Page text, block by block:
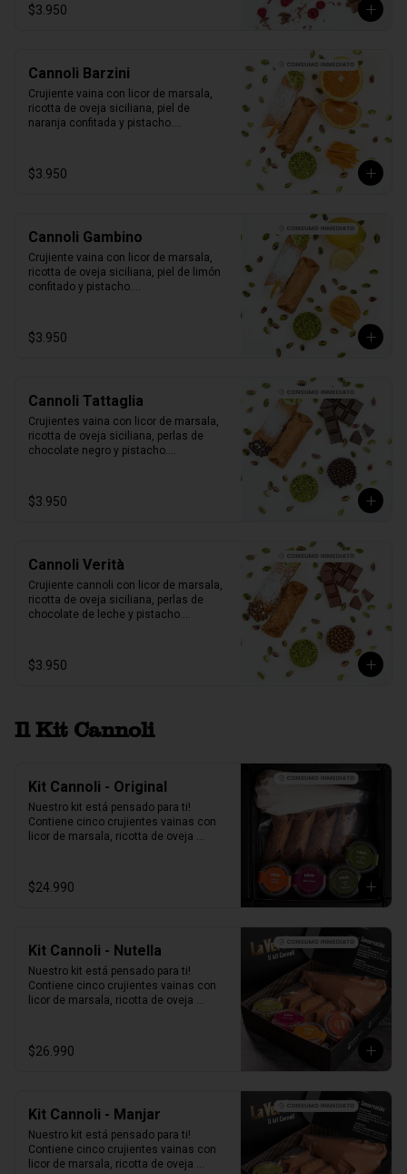
$3.950
Cannoli Barzini
Crujiente vaina con licor de marsala,
ricotta de oveja siciliana, piel de
naranja confitada y pistacho.
$3.950
Cannoli Gambino
Crujiente vaina con licor de marsala,
ricotta de oveja siciliana, piel de limón
confitado y pistacho.
$3.950
Cannoli Tattaglia
Crujientes vaina con licor de marsala,
ricotta de oveja siciliana, perlas de
chocolate negro y pistacho.
$3.950
Cannoli Verità
Crujiente cannoli con licor de marsala,
ricotta de oveja siciliana, perlas de
chocolate de leche y pistacho.
$3.950
Il Kit Cannoli
Kit Cannoli - Original
Nuestro kit está pensado para ti!
Contiene cinco crujientes vainas con
licor de marsala, ricotta de oveja
pistacho y una exquisita crema de
pistacho.
$24.990
Kit Cannoli - Nutella
Nuestro kit está pensado para ti!
Contiene cinco crujientes vainas con
licor de marsala, ricotta de oveja
confitada, marrasquino, pistacho y una
exquisita crema de pistacho.
$26.990
Kit Cannoli - Manjar
Nuestro kit está pensado para ti!
Contiene cinco crujientes vainas con
licor de marsala, ricotta de oveja